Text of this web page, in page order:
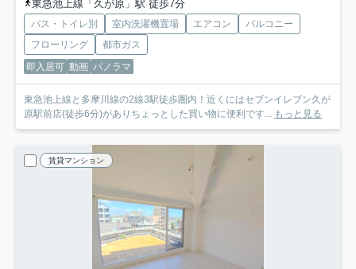
東急池上線「久が原」駅 徒歩7分
バス・トイレ別 室内洗濯機置場 エアコン
バルコニー
フローリング
都市ガス
即入居可 動画 パノラマ
東急池上線と多摩川線の2線3駅徒歩圏内！近くにはセブンイレブン久が
原駅前店(徒歩6分)がありちょっとした買い物に便利です... もっと見る
賃貸マンション